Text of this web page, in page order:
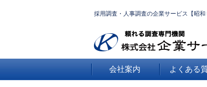
採用調査・人事調査の企業サービス【昭和
会社案内 よくある